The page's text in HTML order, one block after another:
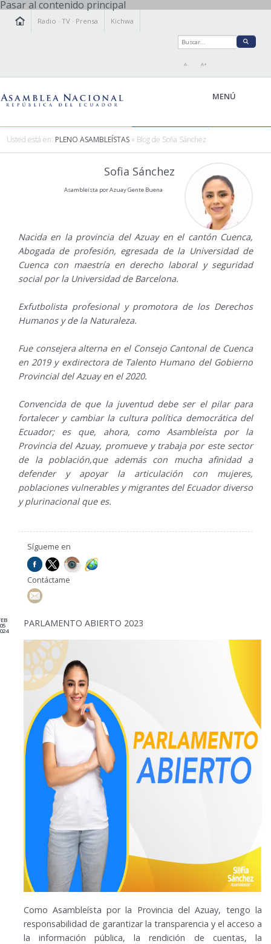
Pasar al contenido principal
Radio ·TV · Prensa Kichwa
A- A+
MENÚ
PARTICIPACIÓN
RELACIONES INTERNACIONALES
AGENDA
Usted está en: PLENO ASAMBLEÍSTAS » Blog de Sofia Sánchez
Sofia Sánchez
Asambleísta por Azuay Gente Buena
Nacida en la provincia del Azuay en el cantón Cuenca,
Abogada de profesión, egresada de la Universidad de
Cuenca con maestría en derecho laboral y seguridad
social por la Universidad de Barcelona.
Exfutbolista profesional y promotora de los Derechos
Humanos y de la Naturaleza.
Fue consejera alterna en el Consejo Cantonal de Cuenca
en 2019 y exdirectora de Talento Humano del Gobierno
Provincial del Azuay en el 2020.
Convencida de que la juventud debe ser el pilar para
fortalecer y cambiar la cultura política democrática del
Ecuador; es que, ahora, como Asambleísta por la
Provincia del Azuay, promueve y trabaja por este sector
de la población,que además con mucha afinidad a
defender y apoyar la articulación con mujeres,
poblaciones vulnerables y migrantes del Ecuador diverso
y plurinacional que es.
Sígueme en
Contáctame
05 PARLAMENTO ABIERTO 2023
Como Asambleísta por la Provincia del Azuay, tengo la
responsabilidad de garantizar la transparencia y el acceso a
la información pública, la rendición de cuentas, la